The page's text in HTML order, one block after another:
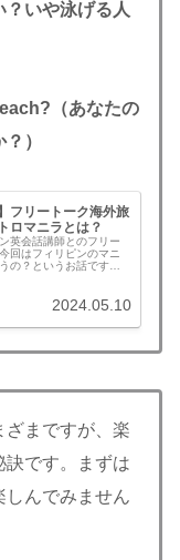
いや泳げる人
（あなたの
）
フリートーク海外旅
ロマニラとは？
英会話講師とのフリー
回はフィリピンのマニ
の？というお話です。
2024.05.10
ざまですが、楽
訣です。まずは
しんでみません